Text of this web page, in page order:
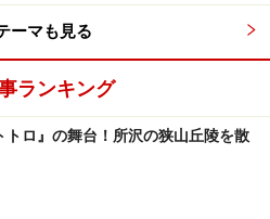
たフラワーゼリー
葡萄、林檎、桃、蜜柑、キウ
のゼリーが可愛い袋に入って
ーマも見る
ランキング
トロ』の舞台！所沢の狭山丘陵を散